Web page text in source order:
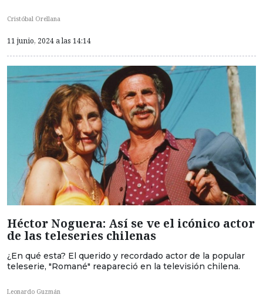
Cristóbal Orellana
11 junio, 2024 a las 14:14
Héctor Noguera: Así se ve el icónico actor
de las teleseries chilenas
¿En qué esta? El querido y recordado actor de la popular
teleserie, "Romané" reapareció en la televisión chilena.
Leonardo Guzmán